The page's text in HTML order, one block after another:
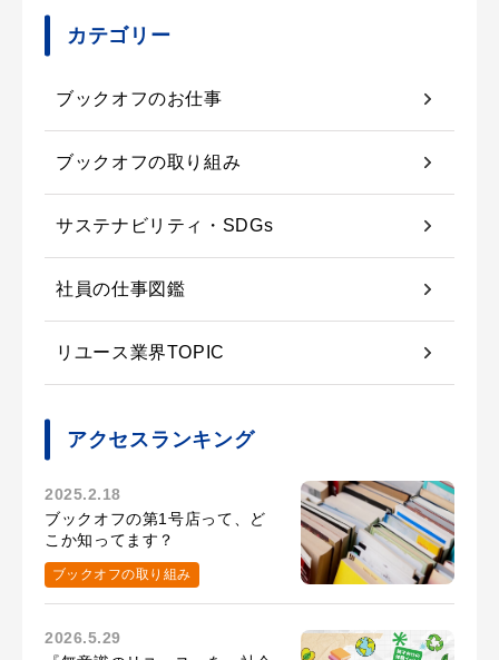
カテゴリー
ブックオフのお仕事
ブックオフの取り組み
サステナビリティ・SDGs
社員の仕事図鑑
リユース業界TOPIC
アクセスランキング
2025.2.18
ブックオフの第1号店って、ど
こか知ってます？
ブックオフの取り組み
2026.5.29